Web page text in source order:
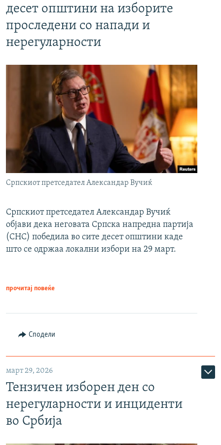
десет општини на изборите
проследени со напади и
нерегуларности
Српскиот претседател Александар Вучиќ
Српскиот претседател Александар Вучиќ
објави дека неговата Српска напредна партија
(СНС) победила во сите десет општини каде
што се одржаа локални избори на 29 март.
прочитај повеќе
Сподели
март 29, 2026
Тензичен изборен ден со
нерегуларности и инциденти
во Србија